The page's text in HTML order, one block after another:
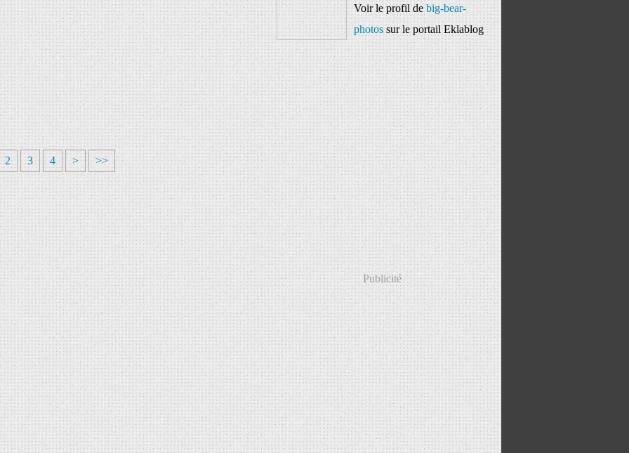
2 3 4 > >>
Voir le profil debig-bear-
photossur le portail Eklablog
Publicité